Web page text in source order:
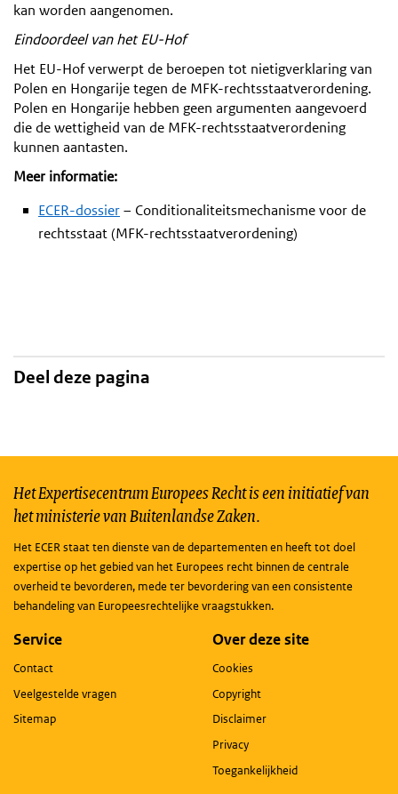
kan worden aangenomen.
Eindoordeel van het EU-Hof
Het EU-Hof verwerpt de beroepen tot nietigverklaring van
Polen en Hongarije tegen de MFK-rechtsstaatverordening.
Polen en Hongarije hebben geen argumenten aangevoerd
die de wettigheid van de MFK-rechtsstaatverordening
kunnen aantasten.
Meer informatie:
ECER-dossier– Conditionaliteitsmechanisme voor de
rechtsstaat (MFK-rechtsstaatverordening)
Deel deze pagina
Het Expertisecentrum Europees Recht is een initiatief van
het ministerie van Buitenlandse Zaken.
Het ECER staat ten dienste van de departementen en heeft tot doel
expertise op het gebied van het Europees recht binnen de centrale
overheid te bevorderen, mede ter bevordering van een consistente
behandeling van Europeesrechtelijke vraagstukken.
Service
Contact
Veelgestelde vragen
Sitemap
Over deze site
Cookies
Copyright
Disclaimer
Privacy
Toegankelijkheid